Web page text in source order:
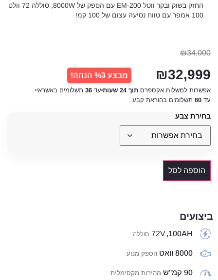
החזק בשוק ובקר ווטל EM-200 עם הספק של 8000W, סוללה 72 וולט
100 אמפר עם טווח נסיעה עצום של 100 קמ!
₪34,000
₪32,999 מבצע %3 הנחה!
אפשרות למשלוח אקספרס תוך 24 שעות עד 36 תשלומים באשראי
עד 60 תשלומים בהוראת קבע
בחירת צבע
הוספה לסל
ביצועים
100AH,
72V סוללה
8000 וואט הספק מנוע
90 קמ"ש מהירות מקסימלית